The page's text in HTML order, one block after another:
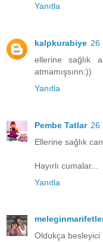
Yanıtla
kalpkurabiye 26
ellerine sağlık
atmamışsınn:))
Yanıtla
Pembe Tatlar 26
Ellerine sağlık
Hayırlı cumalar...
Yanıtla
Oldukça besleyici